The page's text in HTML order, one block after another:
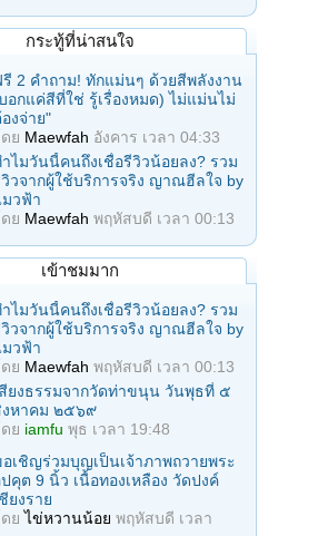
กระทู้ที่น่าสนใจ
รี 2 คำถาม! ทักแม่นๆ ด้วยสีพลังงาน
อกแค่สีที่ใช่ รู้เรื่องหมด) ไม่แม่นไม่
งจ่าย"
ย Maewfah อังคาร เวลา 04:33
ไมวันนี้คนถึงเชื่อรีวิวน้อยลง? รวม
วจากผู้ใช้บริการจริง ญาณฮีลใจ by
วฟ้า
ย Maewfah พฤหัสบดี เวลา 00:13
เข้าชมมาก
ไมวันนี้คนถึงเชื่อรีวิวน้อยลง? รวม
วจากผู้ใช้บริการจริง ญาณฮีลใจ by
วฟ้า
ย Maewfah พฤหัสบดี เวลา 00:13
สียงธรรมจากวัดท่าขนุน วันพุธที่ ๕
งหาคม ๒๕๖๙
ย iamfu พุธ เวลา 19:48
เชิญร่วมบุญเป็นเจ้าภาพถวายพระ
คุต 9 นิ้ว เนื้อทองเหลือง วัดปงค์
ยงราย
ดยไข่หวานน้อย พฤหัสบดี เวลา